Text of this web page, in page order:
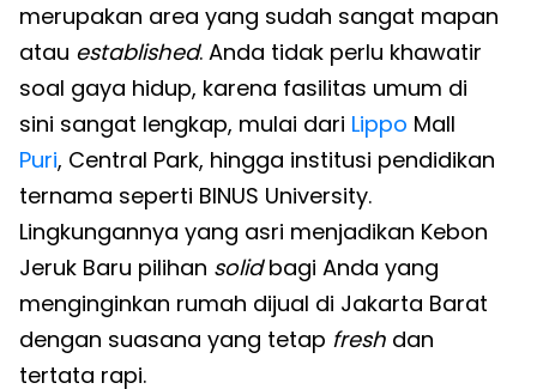
merupakan area yang sudah sangat mapan
atau established. Anda tidak perlu khawatir
soal gaya hidup, karena fasilitas umum di
sini sangat lengkap, mulai dari Lippo Mall
Puri, Central Park, hingga institusi pendidikan
ternama seperti BINUS University.
Lingkungannya yang asri menjadikan Kebon
Jeruk Baru pilihan solidbagi Anda yang
menginginkan rumah dijual di Jakarta Barat
dengan suasana yang tetap fresh dan
tertata rapi.